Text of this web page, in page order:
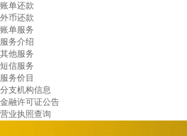
账单还款
外币还款
账单服务
服务介绍
其他服务
短信服务
服务价目
分支机构信息
金融许可证公告
营业执照查询